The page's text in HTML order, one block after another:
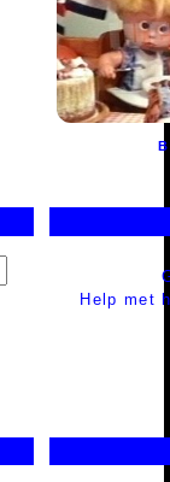
Help met